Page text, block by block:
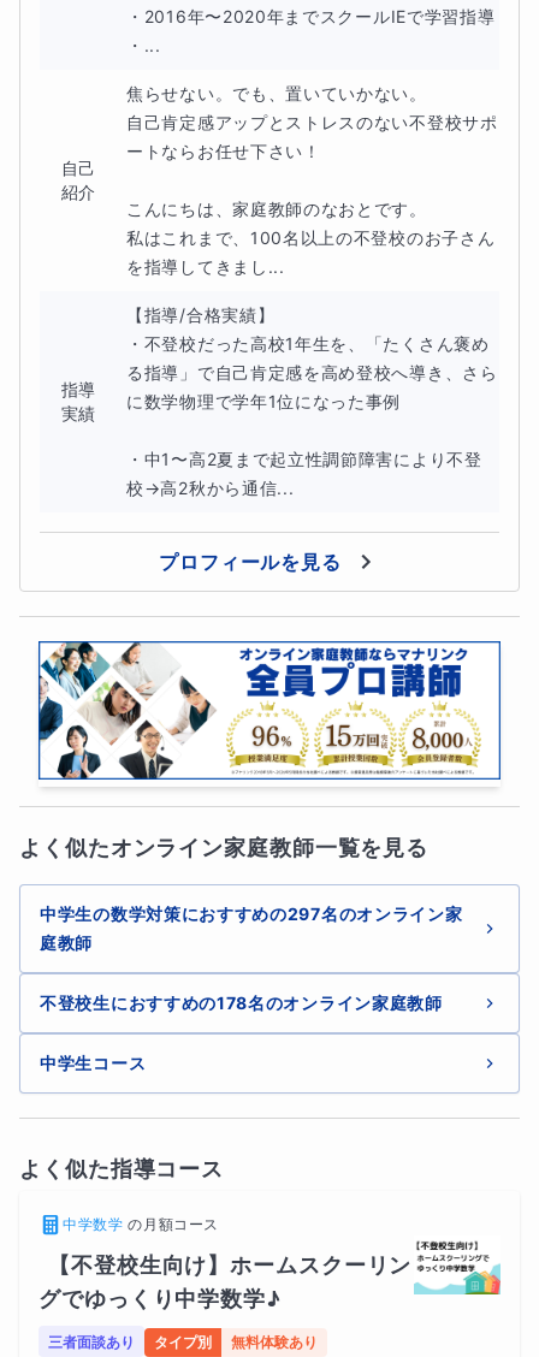
無料体験授業も実施しております。体験授業では、お子さんや親
御さんから学習状況や進路などをヒアリングし、苦手単元やお子
さんの特性を把握して、本授業に還元します。また、ヒアリング
内容からお子さんオリジナルの年間カリキュラムを設定し、目指
すべき場所を可視化してフォローします。
特に、短期的ゴールも設けてさらに学習意欲が高まるように工夫
します。42キロマラソンのゴールだけを考えると気が遠くなるの
「まずは5キロ先の給水地点までこのペースで走る！」
など短期的目標を決めると学習効率が上がるのです。 また、何よ
お待ちしております！
・2016年〜2020年までスクールIEで学習指導
・...
自己
紹介
焦らせない。でも、置いていかない。
自己肯定感アップとストレスのない不登校サポ
ートならお任せ下さい！
こんにちは、家庭教師のなおとです。
私はこれまで、100名以上の不登校のお子さん
を指導してきまし...
指導
実績
【指導/合格実績】
・不登校だった高校1年生を、「たくさん褒め
る指導」で自己肯定感を高め登校へ導き、さら
に数学物理で学年1位になった事例
・中1〜高2夏まで起立性調節障害により不登
校→高2秋から通信...
プロフィールを見る
よく似たオンライン家庭教師一覧を見る
中学生の数学対策におすすめの297名のオンライン家
庭教師
不登校生におすすめの178名のオンライン家庭教師
中学生コース
よく似た指導コース
中学数学 の 月額コース
【不登校生向け】ホームスクーリン
グでゆっくり中学数学♪
三者面談あり タイプ別 無料体験あり